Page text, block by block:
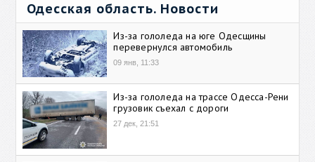
Одесская область. Новости
Из-за гололеда на юге Одесщины
перевернулся автомобиль
09 янв, 11:33
Из-за гололеда на трассе Одесса-Рени
грузовик съехал с дороги
27 дек, 21:51